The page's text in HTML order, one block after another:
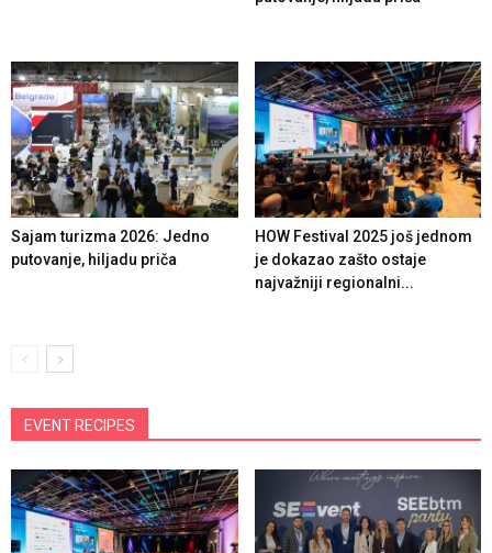
Sajam turizma 2026: Jedno
putovanje, hiljadu priča
HOW Festival 2025 još jednom
je dokazao zašto ostaje
najvažniji regionalni...
EVENT RECIPES